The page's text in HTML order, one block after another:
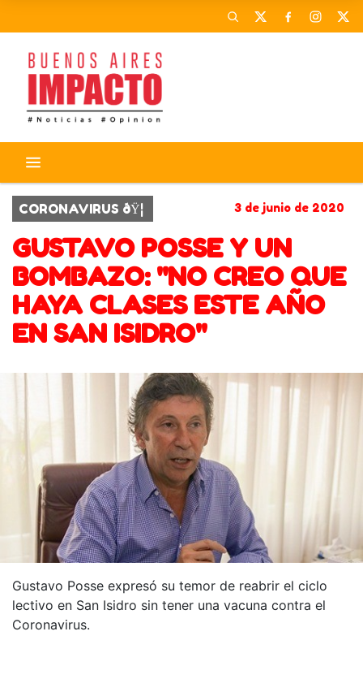
CORONAVIRUS ðŸ¦ 3 de junio de 2020
GUSTAVO POSSE Y UN
BOMBAZO: "NO CREO QUE
HAYA CLASES ESTE AÑO
EN SAN ISIDRO"
Gustavo Posse expresó su temor de reabrir el ciclo
lectivo en San Isidro sin tener una vacuna contra el
Coronavirus.